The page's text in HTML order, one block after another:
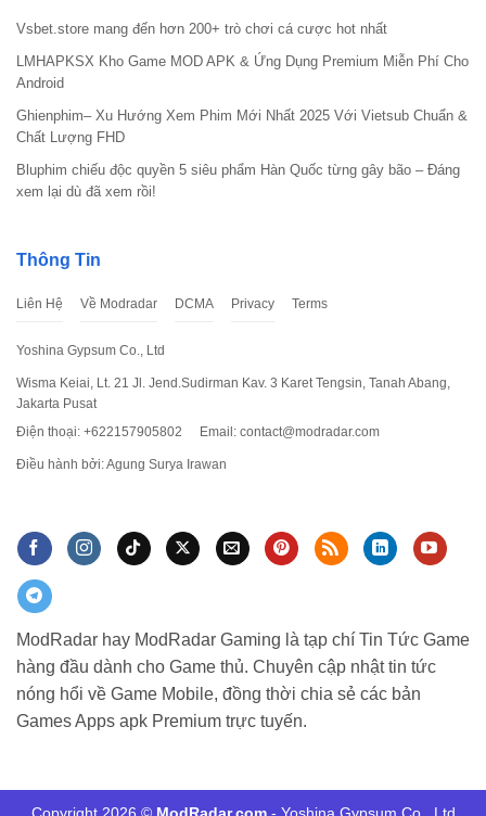
Vsbet.store mang đến hơn 200+ trò chơi cá cược hot nhất
LMHAPKSX Kho Game MOD APK & Ứng Dụng Premium Miễn Phí Cho
Android
Ghienphim– Xu Hướng Xem Phim Mới Nhất 2025 Với Vietsub Chuẩn &
Chất Lượng FHD
Bluphim chiếu độc quyền 5 siêu phẩm Hàn Quốc từng gây bão – Đáng
xem lại dù đã xem rồi!
Thông Tin
Liên Hệ Về Modradar DCMA Privacy Terms
Yoshina Gypsum Co., Ltd
Wisma Keiai, Lt. 21 Jl. Jend.Sudirman Kav. 3 Karet Tengsin, Tanah Abang,
Jakarta Pusat
Điện thoại: +622157905802
Email: contact@modradar.com
Điều hành bởi: Agung Surya Irawan
ModRadar hay ModRadar Gaming là tạp chí Tin Tức Game
hàng đầu dành cho Game thủ. Chuyên cập nhật tin tức
nóng hổi về Game Mobile, đồng thời chia sẻ các bản
Games Apps apk Premium trực tuyến.